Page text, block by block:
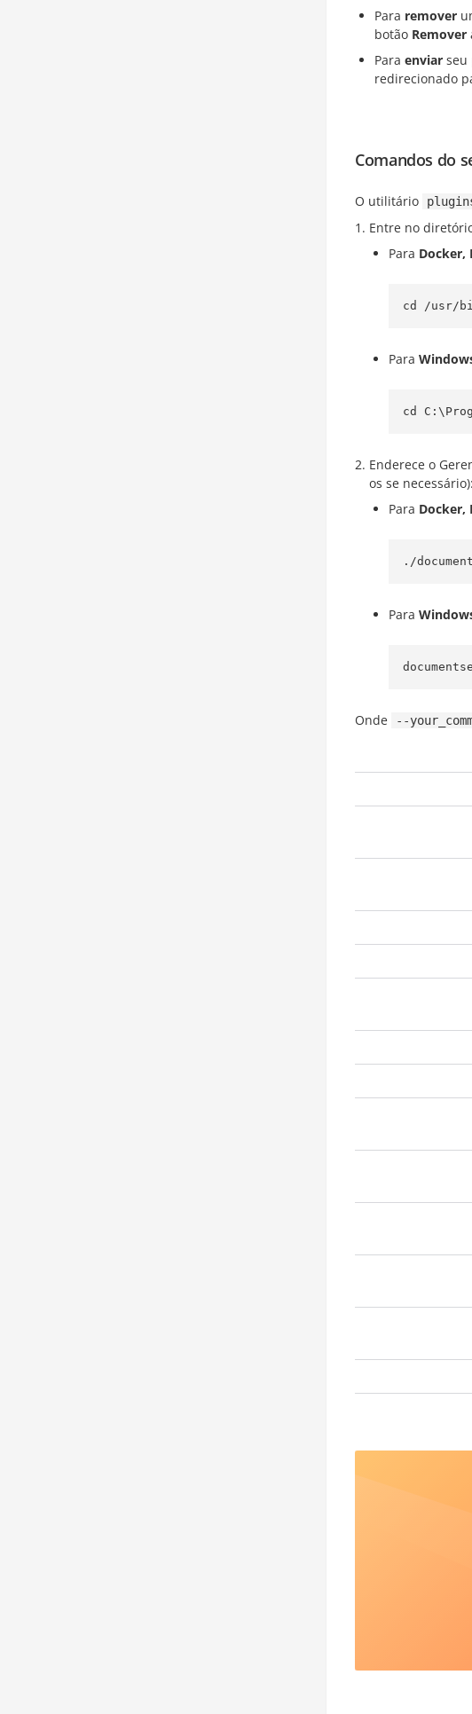
Para remover
botão Remover
Para enviar seu
redirecionado
Comandos do
O utilitário
Entre no
Para Docker,
cd /usr/
Para
cd
Enderece o
os se necessário):
Para Docker,
./
Para
Onde --